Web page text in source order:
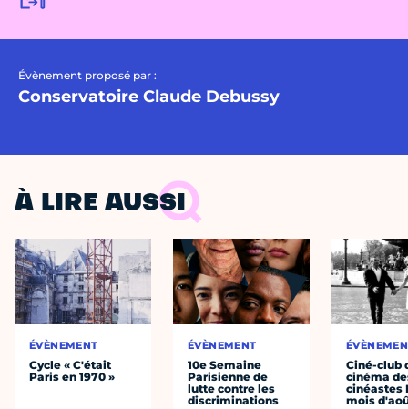
Évènement proposé par :
Conservatoire Claude Debussy
À LIRE AUSSI
ÉVÈNEMENT
Cycle « C'était
Paris en 1970 »
ÉVÈNEMENT
10e Semaine
Parisienne de
lutte contre les
discriminations
Ciné-club
cinéma
cinéastes
mois